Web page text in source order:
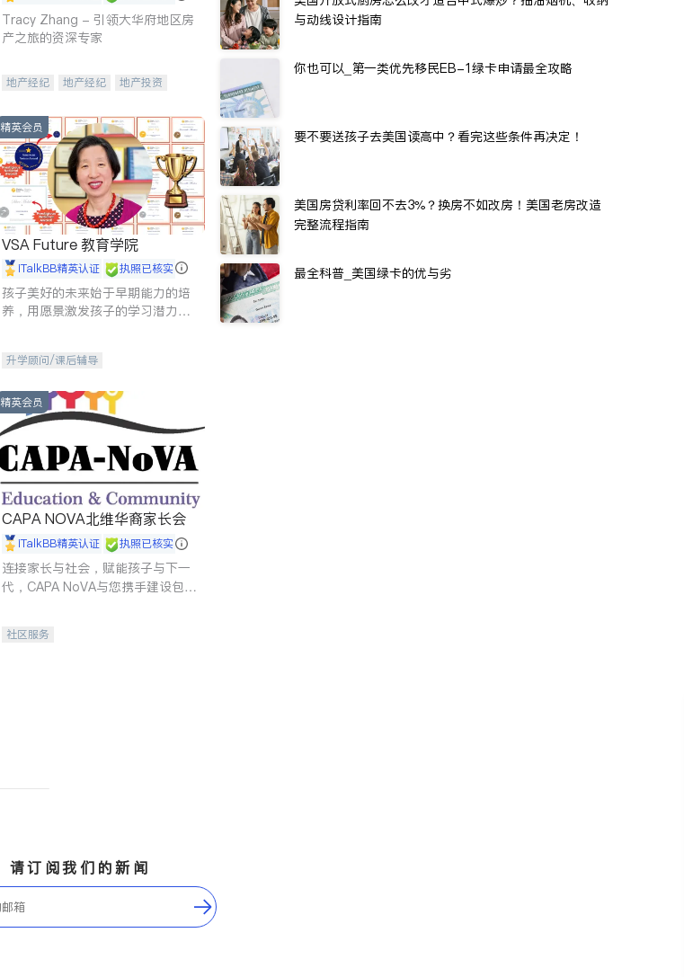
Tracy Zhang - 引领大华府地区房
产之旅的资深专家
地产经纪 地产经纪
地产投资
精英会员
VSA Future 教育学院
iTalkBB精英认证 执照已核实
孩子美好的未来始于早期能力的培
养，用愿景激发孩子的学习潜力和
升学顾问/课后辅导
精英会员
CAPA NOVA北维华裔家长会
iTalkBB精英认证 执照已核实
连接家长与社会，赋能孩子与下一
代，CAPA NoVA与您携手建设包
社区服务
与动线设计指南
你也可以_第一类优先移民EB-1绿卡申请最全攻略
要不要送孩子去美国读高中？看完这些条件再决定！
美国房贷利率回不去3%？换房不如改房！美国老房改造
完整流程指南
最全科普_美国绿卡的优与劣
请订阅我们的新闻